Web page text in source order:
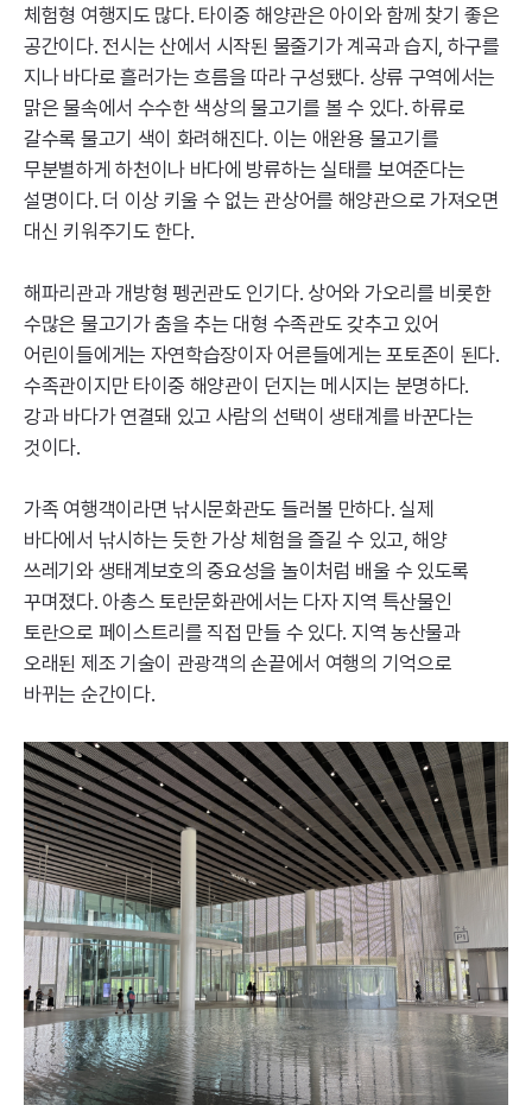
체험형 여행지도 많다. 타이중 해양관은 아이와 함께 찾기 좋은
공간이다. 전시는 산에서 시작된 물줄기가 계곡과 습지, 하구를
지나 바다로 흘러가는 흐름을 따라 구성됐다. 상류 구역에서는
맑은 물속에서 수수한 색상의 물고기를 볼 수 있다. 하류로
갈수록 물고기 색이 화려해진다. 이는 애완용 물고기를
무분별하게 하천이나 바다에 방류하는 실태를 보여준다는
설명이다. 더 이상 키울 수 없는 관상어를 해양관으로 가져오면
대신 키워주기도 한다.
해파리관과 개방형 펭귄관도 인기다. 상어와 가오리를 비롯한
수많은 물고기가 춤을 추는 대형 수족관도 갖추고 있어
어린이들에게는 자연학습장이자 어른들에게는 포토존이 된다.
수족관이지만 타이중 해양관이 던지는 메시지는 분명하다.
강과 바다가 연결돼 있고 사람의 선택이 생태계를 바꾼다는
것이다.
가족 여행객이라면 낚시문화관도 들러볼 만하다. 실제
바다에서 낚시하는 듯한 가상 체험을 즐길 수 있고, 해양
쓰레기와 생태계보호의 중요성을 놀이처럼 배울 수 있도록
꾸며졌다. 아총스 토란문화관에서는 다자 지역 특산물인
토란으로 페이스트리를 직접 만들 수 있다. 지역 농산물과
오래된 제조 기술이 관광객의 손끝에서 여행의 기억으로
바뀌는 순간이다.